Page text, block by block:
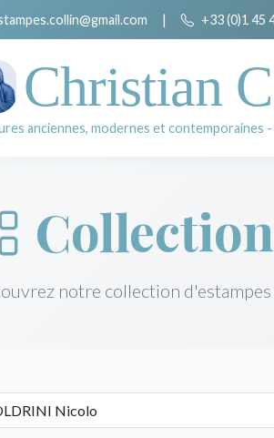
| +33 (0)1 45
Christian
anciennes, modernes et contemporaines -
Collection
notre collection